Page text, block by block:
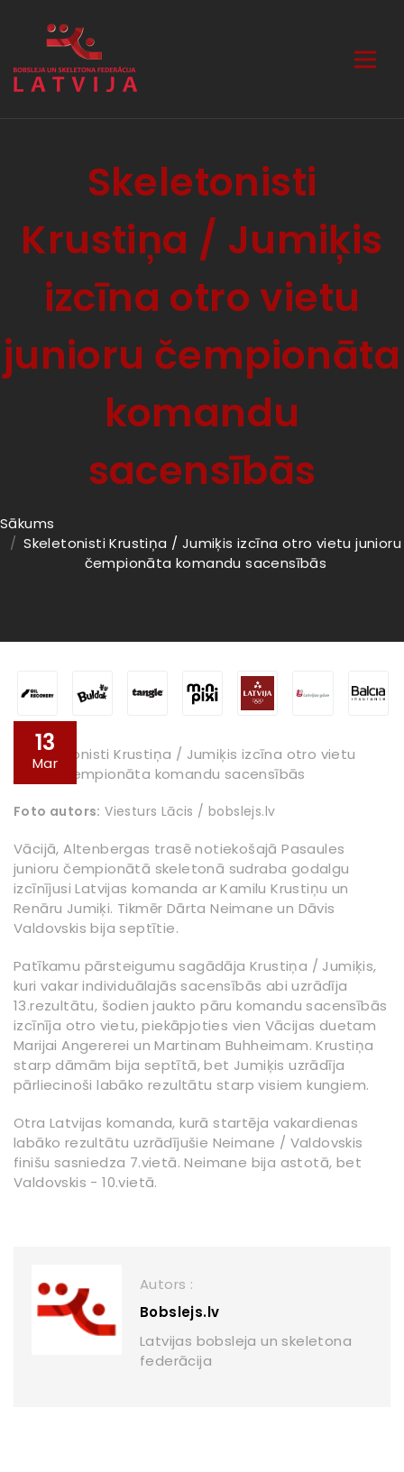
Skeletonisti
Krustiņa / Jumiķis
izcīna otro vietu
junioru čempionāta
komandu
sacensībās
Sākums
Skeletonisti Krustiņa / Jumiķis izcīna otro vietu junioru
čempionāta komandu sacensībās
13
Mar
Foto autors: Viesturs Lācis / bobslejs.lv
Vācijā, Altenbergas trasē notiekošajā Pasaules
junioru čempionātā skeletonā sudraba godalgu
izcīnījusi Latvijas komanda ar Kamilu Krustiņu un
Renāru Jumiķi. Tikmēr Dārta Neimane un Dāvis
Valdovskis bija septītie.
Patīkamu pārsteigumu sagādāja Krustiņa / Jumiķis,
kuri vakar individuālajās sacensībās abi uzrādīja
13.rezultātu, šodien jaukto pāru komandu sacensībās
izcīnīja otro vietu, piekāpjoties vien Vācijas duetam
Marijai Angererei un Martinam Buhheimam. Krustiņa
starp dāmām bija septītā, bet Jumiķis uzrādīja
pārliecinoši labāko rezultātu starp visiem kungiem.
Otra Latvijas komanda, kurā startēja vakardienas
labāko rezultātu uzrādījušie Neimane / Valdovskis
finišu sasniedza 7.vietā. Neimane bija astotā, bet
Valdovskis - 10.vietā.
Autors :
Bobslejs.lv
Latvijas bobsleja un skeletona
federācija